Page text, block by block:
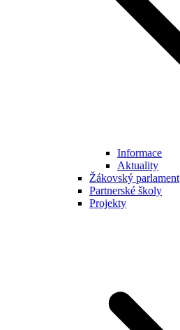
Informace
Aktuality
Žákovský parlament
Partnerské školy
Projekty